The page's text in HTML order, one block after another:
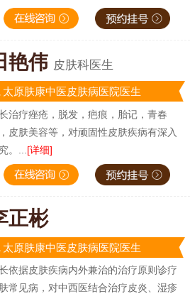
艳伟 皮肤科医生
太原肤康中医皮肤病医院医生
治疗痤疮，脱发，疤痕，胎记，青春
皮肤美容等，对顽固性皮肤疾病有深入
。... [详细]
正彬
太原肤康中医皮肤病医院医生
依据皮肤疾病内外兼治的治疗原则诊疗
常见病，对中西医结合治疗皮炎、湿疹